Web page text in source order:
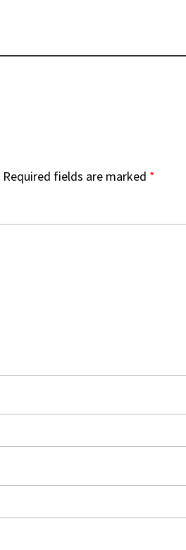
Required fields are marked *